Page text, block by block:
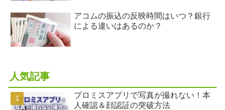
アコムの振込の反映時間はいつ？銀行
による違いはあるのか？
人気記事
プロミスアプリで写真が撮れない！本
人確認＆顔認証の突破方法